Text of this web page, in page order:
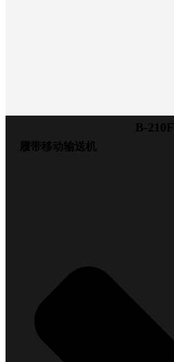
B-210F
履带移动输送机